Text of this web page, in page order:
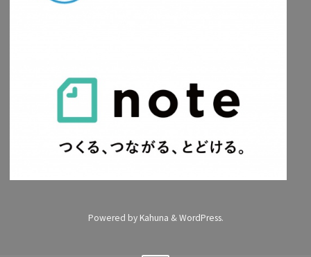
Powered byKahuna &WordPress.